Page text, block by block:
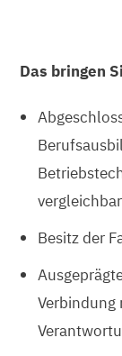
Das bringen
Besitz der
Verbindung